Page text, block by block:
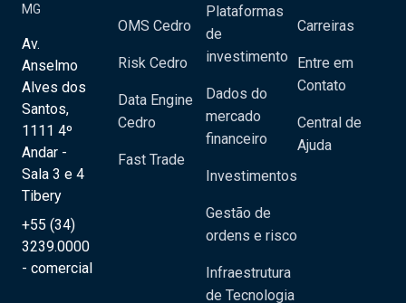
MG
Av.
Anselmo
Alves dos
Santos,
1111 4º
Andar -
Sala 3 e 4
Tibery
+55 (34)
3239.0000
- comercial
OMS Cedro
Risk Cedro
Data Engine
Cedro
Fast Trade
Plataformas
de
investimento
Dados do
mercado
financeiro
Investimentos
Gestão de
ordens e risco
Infraestrutura
de Tecnologia
Carreiras
Entre em
Contato
Central de
Ajuda